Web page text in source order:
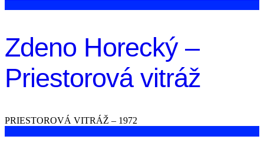
Zdeno Horecký –
Priestorová vitráž
PRIESTOROVÁ VITRÁŽ – 1972